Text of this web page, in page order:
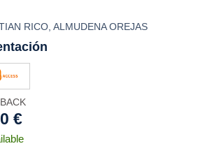
RICO ,ALMUDENA OREJAS
€